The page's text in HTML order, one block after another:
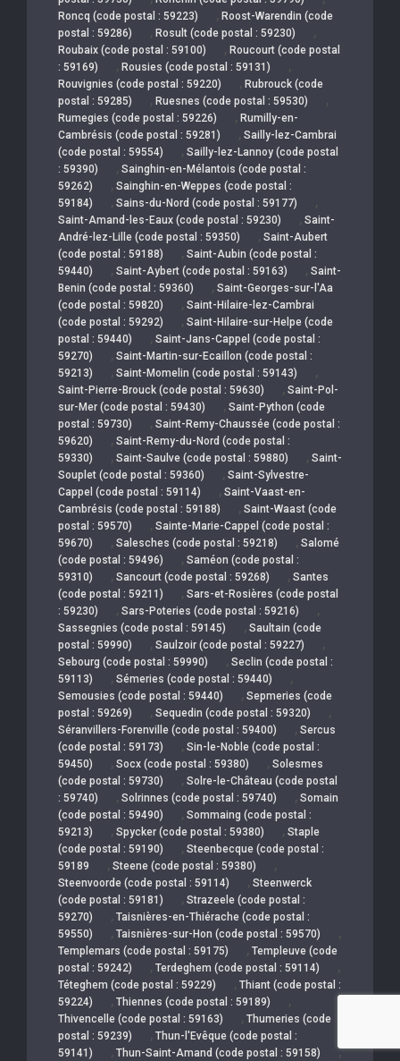
Roncq (code postal : 59223) , Roost-Warendin (code
postal : 59286)
, Rosult (code postal : 59230) ,
Roubaix (code postal : 59100) , Roucourt (code postal
: 59169)
, Rousies (code postal : 59131) ,
Rouvignies (code postal : 59220) , Rubrouck (code
postal : 59285)
, Ruesnes (code postal : 59530) ,
Rumegies (code postal : 59226) , Rumilly-en-
Cambrésis (code postal : 59281)
, Sailly-lez-Cambrai
(code postal : 59554)
, Sailly-lez-Lannoy (code postal
: 59390)
, Sainghin-en-Mélantois (code postal :
59262)
, Sainghin-en-Weppes (code postal :
59184)
, Sains-du-Nord (code postal : 59177) ,
Saint-Amand-les-Eaux (code postal : 59230) , Saint-
André-lez-Lille (code postal : 59350)
, Saint-Aubert
(code postal : 59188)
, Saint-Aubin (code postal :
59440)
, Saint-Aybert (code postal : 59163) , Saint-
Benin (code postal : 59360)
, Saint-Georges-sur-l'Aa
(code postal : 59820)
, Saint-Hilaire-lez-Cambrai
(code postal : 59292)
, Saint-Hilaire-sur-Helpe (code
postal : 59440)
, Saint-Jans-Cappel (code postal :
59270)
, Saint-Martin-sur-Ecaillon (code postal :
59213)
, Saint-Momelin (code postal : 59143) ,
Saint-Pierre-Brouck (code postal : 59630) , Saint-Pol-
sur-Mer (code postal : 59430)
, Saint-Python (code
postal : 59730)
, Saint-Remy-Chaussée (code postal :
59620)
, Saint-Remy-du-Nord (code postal :
59330)
, Saint-Saulve (code postal : 59880) , Saint-
Souplet (code postal : 59360)
, Saint-Sylvestre-
Cappel (code postal : 59114)
, Saint-Vaast-en-
Cambrésis (code postal : 59188)
, Saint-Waast (code
postal : 59570)
, Sainte-Marie-Cappel (code postal :
59670)
, Salesches (code postal : 59218) , Salomé
(code postal : 59496)
, Saméon (code postal :
59310)
, Sancourt (code postal : 59268) , Santes
(code postal : 59211)
, Sars-et-Rosières (code postal
: 59230)
, Sars-Poteries (code postal : 59216) ,
Sassegnies (code postal : 59145) , Saultain (code
postal : 59990)
, Saulzoir (code postal : 59227) ,
Sebourg (code postal : 59990) , Seclin (code postal :
59113)
, Sémeries (code postal : 59440) ,
Semousies (code postal : 59440) , Sepmeries (code
postal : 59269)
, Sequedin (code postal : 59320) ,
Séranvillers-Forenville (code postal : 59400) , Sercus
(code postal : 59173)
, Sin-le-Noble (code postal :
59450)
, Socx (code postal : 59380) , Solesmes
(code postal : 59730)
, Solre-le-Château (code postal
: 59740)
, Solrinnes (code postal : 59740) , Somain
(code postal : 59490)
, Sommaing (code postal :
59213)
, Spycker (code postal : 59380) , Staple
(code postal : 59190)
, Steenbecque (code postal :
59189
, Steene (code postal : 59380) ,
Steenvoorde (code postal : 59114) , Steenwerck
(code postal : 59181)
, Strazeele (code postal :
59270)
, Taisnières-en-Thiérache (code postal :
59550)
, Taisnières-sur-Hon (code postal : 59570) ,
Templemars (code postal : 59175) , Templeuve (code
postal : 59242)
, Terdeghem (code postal : 59114) ,
Téteghem (code postal : 59229) , Thiant (code postal :
59224)
, Thiennes (code postal : 59189) ,
Thivencelle (code postal : 59163) , Thumeries (code
postal : 59239)
, Thun-l'Evêque (code postal :
59141)
, Thun-Saint-Amand (code postal : 59158) ,